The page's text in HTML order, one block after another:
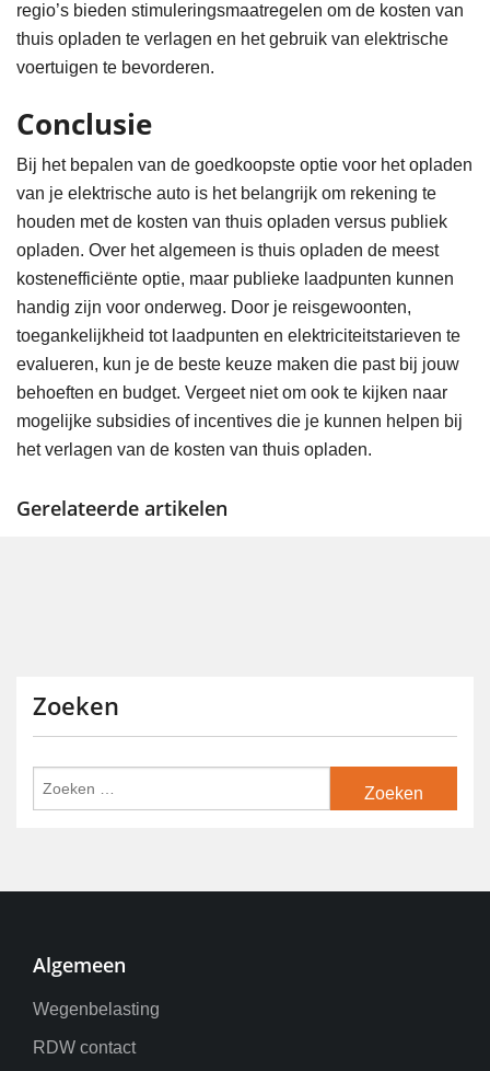
regio’s bieden stimuleringsmaatregelen om de kosten van
thuis opladen te verlagen en het gebruik van elektrische
voertuigen te bevorderen.
Conclusie
Bij het bepalen van de goedkoopste optie voor het opladen
van je elektrische auto is het belangrijk om rekening te
houden met de kosten van thuis opladen versus publiek
opladen. Over het algemeen is thuis opladen de meest
kostenefficiënte optie, maar publieke laadpunten kunnen
handig zijn voor onderweg. Door je reisgewoonten,
toegankelijkheid tot laadpunten en elektriciteitstarieven te
evalueren, kun je de beste keuze maken die past bij jouw
behoeften en budget. Vergeet niet om ook te kijken naar
mogelijke subsidies of incentives die je kunnen helpen bij
het verlagen van de kosten van thuis opladen.
Gerelateerde artikelen
Zoeken
Algemeen
Wegenbelasting
RDW contact